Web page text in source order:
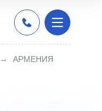
→ АРМЕНИЯ